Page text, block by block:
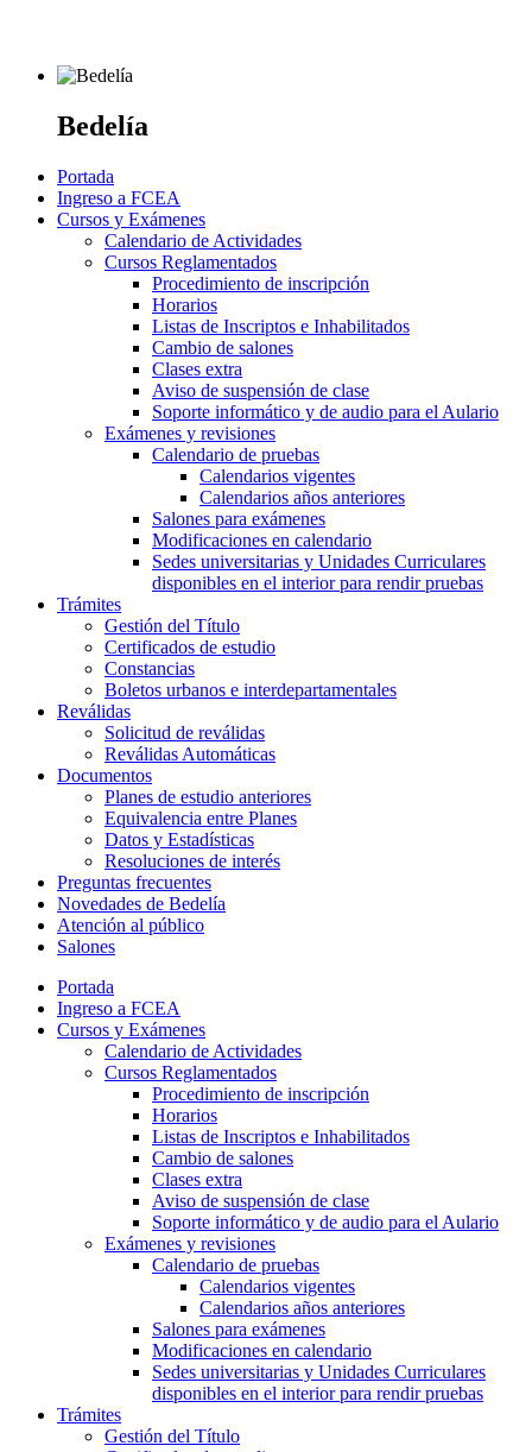
Bedelía
Portada
Ingreso a FCEA
Cursos y Exámenes
Calendario de Actividades
Cursos Reglamentados
Procedimiento de inscripción
Horarios
Listas de Inscriptos e Inhabilitados
Cambio de salones
Clases extra
Aviso de suspensión de clase
Soporte informático y de audio para el Aulario
Exámenes y revisiones
Calendario de pruebas
Calendarios vigentes
Calendarios años anteriores
Salones para exámenes
Modificaciones en calendario
Sedes universitarias y Unidades Curriculares
disponibles en el interior para rendir pruebas
Trámites
Gestión del Título
Certificados de estudio
Constancias
Boletos urbanos e interdepartamentales
Reválidas
Solicitud de reválidas
Reválidas Automáticas
Documentos
Planes de estudio anteriores
Equivalencia entre Planes
Datos y Estadísticas
Resoluciones de interés
Preguntas frecuentes
Novedades de Bedelía
Atención al público
Salones
Portada
Ingreso a FCEA
Cursos y Exámenes
Calendario de Actividades
Cursos Reglamentados
Procedimiento de inscripción
Horarios
Listas de Inscriptos e Inhabilitados
Cambio de salones
Clases extra
Aviso de suspensión de clase
Soporte informático y de audio para el Aulario
Exámenes y revisiones
Calendario de pruebas
Calendarios vigentes
Calendarios años anteriores
Salones para exámenes
Modificaciones en calendario
Sedes universitarias y Unidades Curriculares
disponibles en el interior para rendir pruebas
Trámites
Gestión del Título